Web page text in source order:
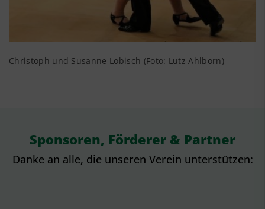
Christoph und Susanne Lobisch (Foto: Lutz Ahlborn)
Sponsoren, Förderer & Partner
Danke an alle, die unseren Verein unterstützen: